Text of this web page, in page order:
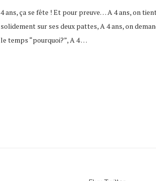
4 ans, ça se fête ! Et pour preuve… A 4 ans, on
solidement sur ses deux pattes, A 4 ans, on
le temps “pourquoi?”, A 4 …